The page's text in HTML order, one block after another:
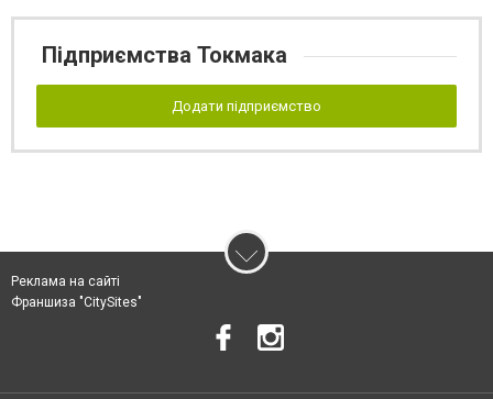
Підприємства Токмака
Додати підприємство
Реклама на сайті
Франшиза "CitySites"